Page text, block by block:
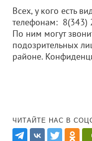
Всех, у кого есть
телефонам: 8(343)
По ним могут
подозрительных
районе.
ЧИТАЙТЕ НАС В